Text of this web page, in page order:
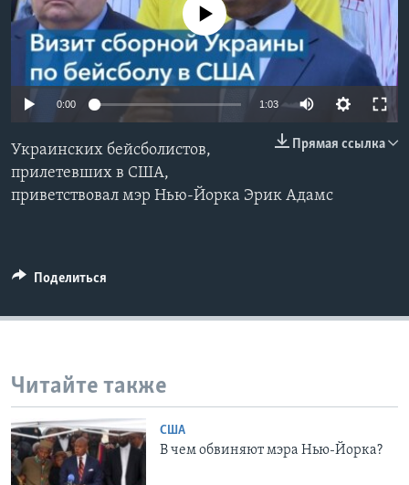
Learning English
СОЦИАЛЬНЫЕ СЕТИ
Языки
No media source currently available
0:00 1:03
Прямая ссылка
Украинских бейсболистов,
прилетевших в США,
приветствовал мэр Нью-Йорка Эрик Адамс
Поделиться
Читайте также
США
В чем обвиняют мэра Нью-Йорка?